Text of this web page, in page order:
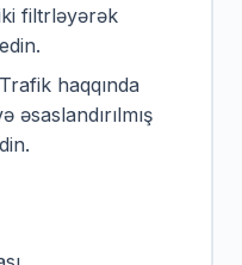
filtrləyərək
haqqında
əsaslandırılmış